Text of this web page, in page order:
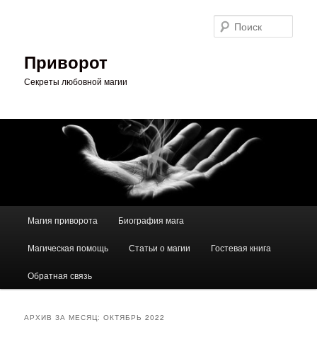
Приворот
Секреты любовной магии
Магия приворота Биография мага
Магическая помощь Статьи о магии Гостевая книга
Обратная связь
АРХИВ ЗА МЕСЯЦ:ОКТЯБРЬ 2022